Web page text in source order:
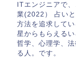
ITエンジニアで
業(2022） 占い
方法を追求して
星からもらえる
哲学、心理学、
る人。です。